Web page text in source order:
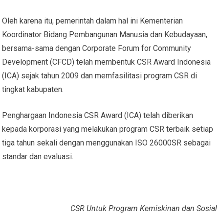
Oleh karena itu, pemerintah dalam hal ini Kementerian
Koordinator Bidang Pembangunan Manusia dan Kebudayaan,
bersama-sama dengan Corporate Forum for Community
Development (CFCD) telah membentuk CSR Award Indonesia
(ICA) sejak tahun 2009 dan memfasilitasi program CSR di
tingkat kabupaten.
Penghargaan Indonesia CSR Award (ICA) telah diberikan
kepada korporasi yang melakukan program CSR terbaik setiap
tiga tahun sekali dengan menggunakan ISO 26000SR sebagai
standar dan evaluasi.
CSR Untuk Program Kemiskinan dan Sosial